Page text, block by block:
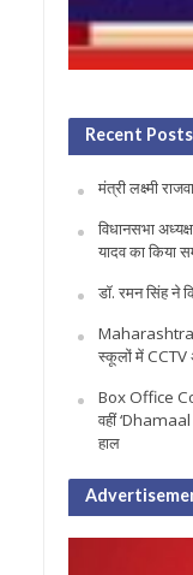
Recent Posts
मंत्री लक्ष्मी
विधानसभा
यादव का किया
डॉ. रमन सिंह ने
Maharashtra:
स्कूलों में CCTV
Box Office
वहीं ‘Dhamaal
हाल